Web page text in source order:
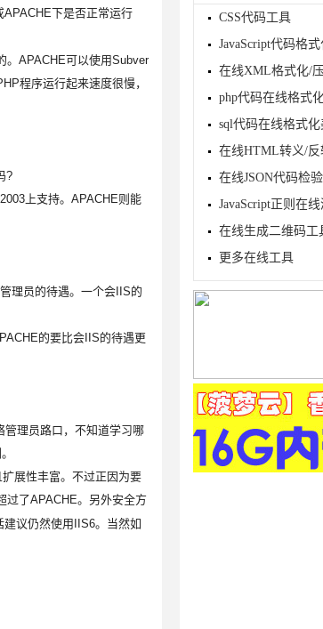
下是否正常运行
。APACHE可以使用Subver
程序运行起来速度很慢，
?
上支持。APACHE则能
理员的待遇。一个会IIS的
的要比会IIS的待遇更
理员路口，不知道学习哪
展性丰富。不过正因为要
过了APACHE。另外安全方
议仍然使用IIS6。当然如
CSS代码工具
JavaScript代码格
在线XML格式化/
php代码在线格式
sql代码在线格式
在线HTML转义/反
在线JSON代码检
JavaScript正则在
在线生成二维码工
更多在线工具